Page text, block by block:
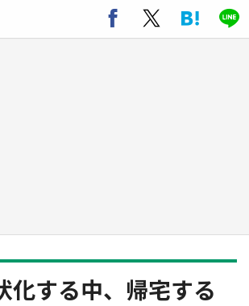
プラス・ダークネスが栃木県を征服！？ 県
プロモ動画で「聖地」が生産されてます
化する中、帰宅する